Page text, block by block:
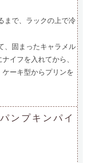
まで、ラックの上で冷
、固まったキャラメル
イフを入れてから、
ーキ型からプリンを
ンプキンパイ